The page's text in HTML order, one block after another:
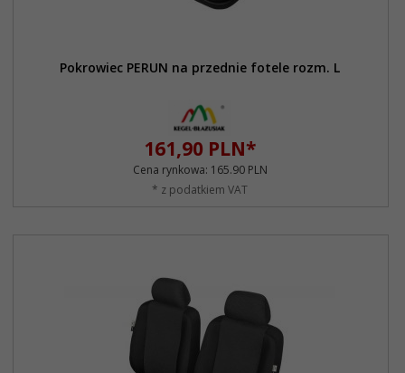
Pokrowiec PERUN na przednie fotele rozm. L
161,90 PLN*
Cena rynkowa: 165.90 PLN
* z podatkiem VAT